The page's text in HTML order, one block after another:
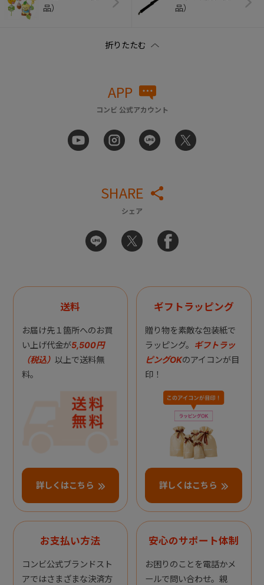
品）
品）
APP
コンビ 公式アカウント
SHARE
シェア
送料
お届け先１箇所へのお買
い上げ代金が5,500円
（税込） 以上で送料無
料。
詳しくはこちら
ギフトラッピング
贈り物を素敵な包装紙で
ラッピング。 ギフトラッ
ピングOKのアイコンが目
印！
詳しくはこちら
お支払い方法
コンビ公式ブランドスト
アではさまざまな決済方
安心のサポート体制
お困りのことを電話かメ
ールで問い合わせ。親